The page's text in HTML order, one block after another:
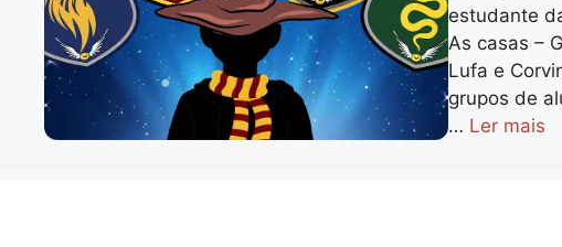
estudante
As casas –
Lufa e
grupos de
… Ler mais